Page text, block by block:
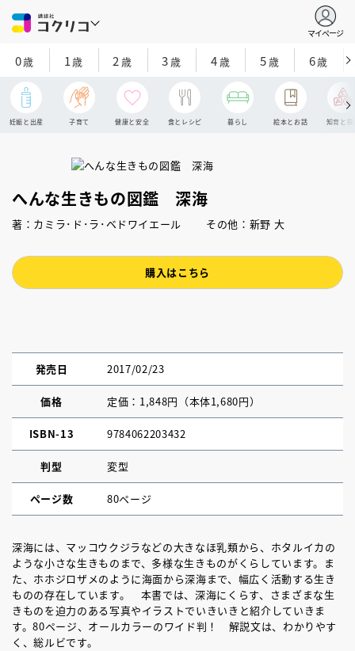
マイページ
0歳 1歳 2 歳 3歳 4歳 5歳 6歳
妊娠と出産 子育て 健康と安全 食とレシピ 暮らし 絵本とお話 知育と探
へんな生きもの図鑑 深海
著：カミラ･ド･ラ･ベドワイエール その他：新野 大
購入はこちら
発売日 2017/02/23
価格 定価：1,848円（本体1,680円）
ISBN-13 9784062203432
判型 変型
ページ数 80ページ
深海には、マッコウクジラなどの大きなほ乳類から、ホタルイカの
ような小さな生きものまで、多様な生きものがくらしています。ま
た、ホホジロザメのように海面から深海まで、幅広く活動する生き
ものの存在しています。 本書では、深海にくらす、さまざまな生
きものを迫力のある写真やイラストでいきいきと紹介していきま
す。80ページ、オールカラーのワイド判！ 解説文は、わかりやす
く、総ルビです。